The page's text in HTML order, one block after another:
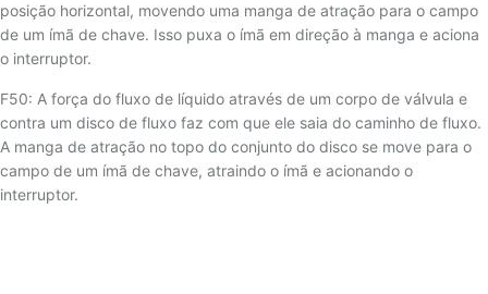
posição horizontal, movendo uma manga de atração para o campo
de um ímã de chave. Isso puxa o ímã em direção à manga e aciona
o interruptor.
F50: A força do fluxo de líquido através de um corpo de válvula e
contra um disco de fluxo faz com que ele saia do caminho de fluxo.
A manga de atração no topo do conjunto do disco se move para o
campo de um ímã de chave, atraindo o ímã e acionando o
interruptor.